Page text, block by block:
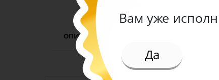
ОПИСАНИЕ
Вам уже
Да